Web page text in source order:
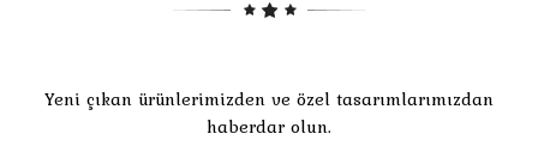
Yeni çıkan ürünlerimizden ve özel tasarımlarımızdan
haberdar olun.